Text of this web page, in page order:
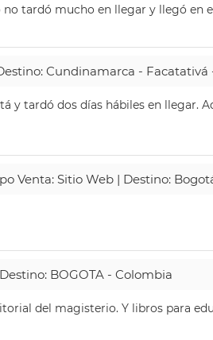
tardó mucho en llegar y llegó en
Cundinamarca - Facatativá
y tardó dos días hábiles en llegar.
Venta: Sitio Web | Destino:
BOGOTA - Colombia
del magisterio. Y libros para